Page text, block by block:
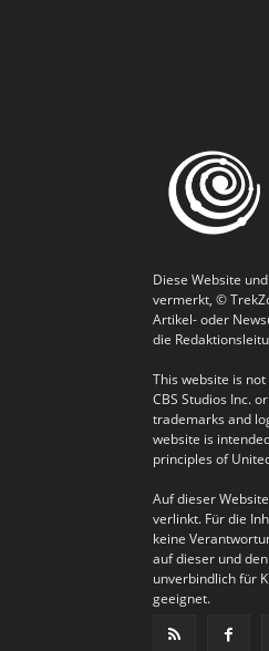
Diese Website
vermerkt, ©
Artikel- oder
die
This website is
CBS Studios Inc.
trademarks and
website is
principles of
Auf dieser
verlinkt. Für die
keine
auf dieser und
unverbindlich für
geeignet.